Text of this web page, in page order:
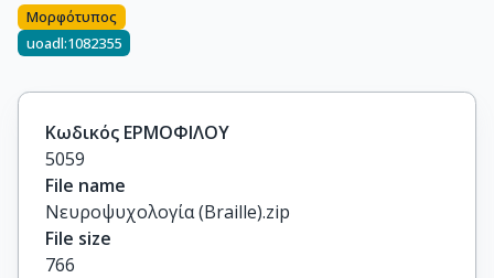
Μορφότυπος
uoadl:1082355
Κωδικός ΕΡΜΟΦΙΛΟΥ
5059
File name
Νευροψυχολογία (Braille).zip
File size
766